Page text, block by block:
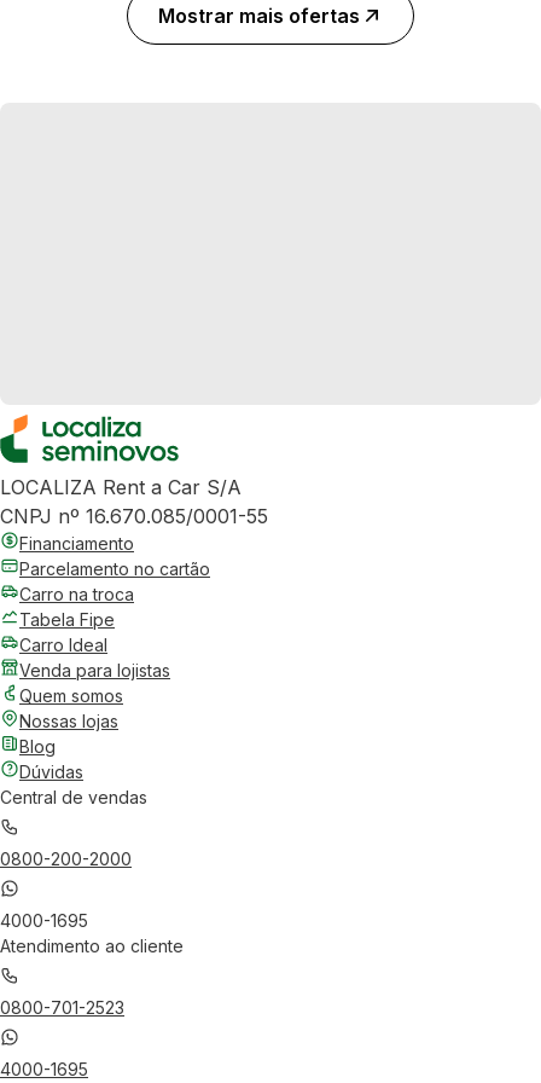
Mostrar mais ofertas
LOCALIZA Rent a Car S/A
CNPJ nº 16.670.085/0001-55
Financiamento
Parcelamento no cartão
Carro na troca
Tabela Fipe
Carro Ideal
Venda para lojistas
Quem somos
Nossas lojas
Blog
Dúvidas
Central de vendas
0800-200-2000
4000-1695
Atendimento ao cliente
0800-701-2523
4000-1695